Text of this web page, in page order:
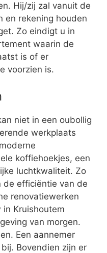
Hij/zij zal vanuit de
en rekening houden
Zo eindigt u in
waarin de
is of er
voorzien is.
niet in een oubollig
werkplaats
koffiehoekjes, een
luchtkwaliteit. Zo
de efficiëntie van de
renovatiewerken
Kruishoutem
van morgen.
Een aannemer
Bovendien zijn er